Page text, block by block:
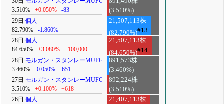
3.510%
+0.050% -83
(3.510%)
29日 個人
82.790%
-1.860%
21,507,113株
(82.790%)#13
28日 個人
84.650%
+3.080% +100,000
21,507,113株
(84.650%)#14
28日 モルガン・スタンレーMUFG
3.460%
-0.050% -651
891,573株
(3.460%)
27日 モルガン・スタンレーMUFG
3.510%
+0.100% +618
892,224株
(3.510%)
26日 個人
21,407,113株